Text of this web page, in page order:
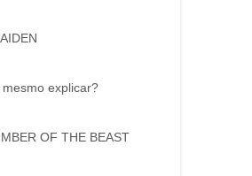
explicar?
OF THE BEAST